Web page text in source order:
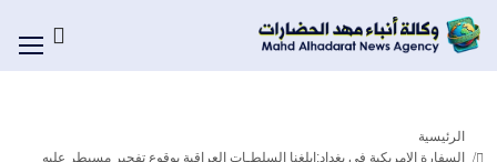
الرئيسية
السفارة الامريكية في بغداد:ابلغنا السلطـات العراقية بوقوع تفجير مسيطر عليه